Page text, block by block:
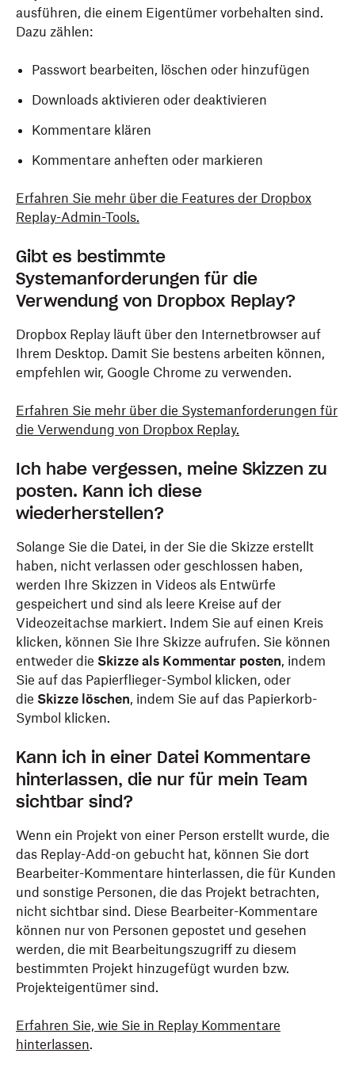
ausführen, die einem Eigentümer vorbehalten sind.
Dazu zählen:
Passwort bearbeiten, löschen oder hinzufügen
Downloads aktivieren oder deaktivieren
Kommentare klären
Kommentare anheften oder markieren
Erfahren Sie mehr über die Features der Dropbox
Replay-Admin-Tools.
Gibt es bestimmte
Systemanforderungen für die
Verwendung von Dropbox Replay?
Dropbox Replay läuft über den Internetbrowser auf
Ihrem Desktop. Damit Sie bestens arbeiten können,
empfehlen wir, Google Chrome zu verwenden.
Erfahren Sie mehr über die Systemanforderungen für
die Verwendung von Dropbox Replay.
Ich habe vergessen, meine Skizzen zu
posten. Kann ich diese
wiederherstellen?
Solange Sie die Datei, in der Sie die Skizze erstellt
haben, nicht verlassen oder geschlossen haben,
werden Ihre Skizzen in Videos als Entwürfe
gespeichert und sind als leere Kreise auf der
Videozeitachse markiert. Indem Sie auf einen Kreis
klicken, können Sie Ihre Skizze aufrufen. Sie können
entweder die Skizze als Kommentar posten, indem
Sie auf das Papierflieger-Symbol klicken, oder
die Skizze löschen, indem Sie auf das Papierkorb-
Symbol klicken.
Kann ich in einer Datei Kommentare
hinterlassen, die nur für mein Team
sichtbar sind?
Wenn ein Projekt von einer Person erstellt wurde, die
das Replay-Add-on gebucht hat, können Sie dort
Bearbeiter-Kommentare hinterlassen, die für Kunden
und sonstige Personen, die das Projekt betrachten,
nicht sichtbar sind. Diese Bearbeiter-Kommentare
können nur von Personen gepostet und gesehen
werden, die mit Bearbeitungszugriff zu diesem
bestimmten Projekt hinzugefügt wurden bzw.
Projekteigentümer sind.
Erfahren Sie, wie Sie in Replay Kommentare
hinterlassen.